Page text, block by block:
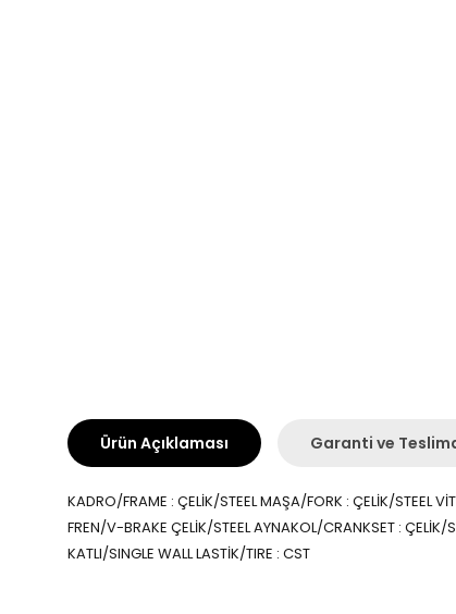
Ürün Açıklaması Garanti ve
KADRO/FRAME : ÇELİK/STEEL MAŞA/FORK : ÇELİK/STEEL
FREN/V-BRAKE ÇELİK/STEEL AYNAKOL/CRANKSET :
KATLI/SINGLE WALL LASTİK/TIRE : CST